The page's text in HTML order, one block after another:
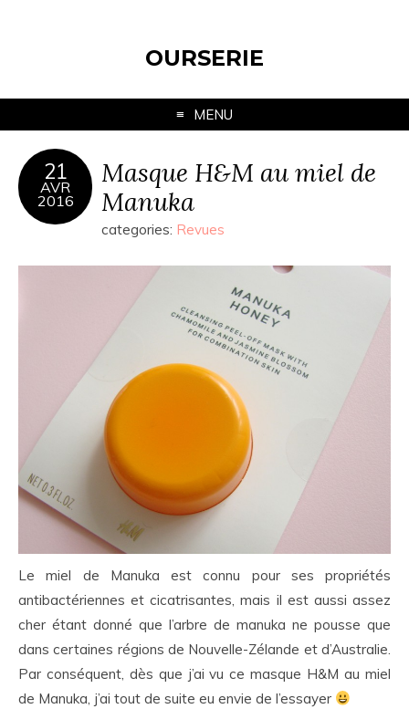
OURSERIE
MENU
21
AVR
2016
Masque H&M au miel de
Manuka
categories: Revues
Le miel de Manuka est connu pour ses propriétés
antibactériennes et cicatrisantes, mais il est aussi assez
cher étant donné que l’arbre de manuka ne pousse que
dans certaines régions de Nouvelle-Zélande et d’Australie.
Par conséquent, dès que j’ai vu ce masque H&M au miel
de Manuka, j’ai tout de suite eu envie de l’essayer